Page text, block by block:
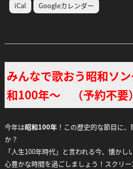
iCal Googleカレンダー
みんなで歌おう昭和ソ
和100年～ （予約不要）
今年は昭和100年！この歴史的な節目に
か？
「人生100年時代」と言われる今、懐かし
心豊かな時間を過ごしましょう！スクリ